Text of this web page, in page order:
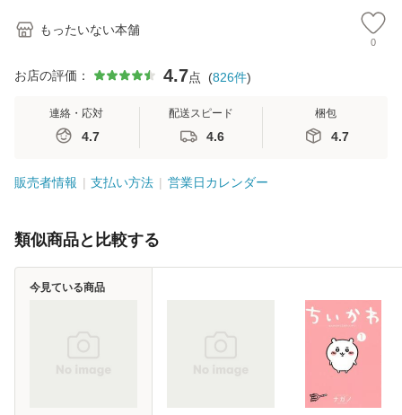
もったいない本舗
0
お店の評価： 4.7点 (826件)
連絡・応対
4.7
配送スピード
4.6
梱包
4.7
販売者情報 支払い方法 営業日カレンダー
類似商品と比較する
今見ている商品